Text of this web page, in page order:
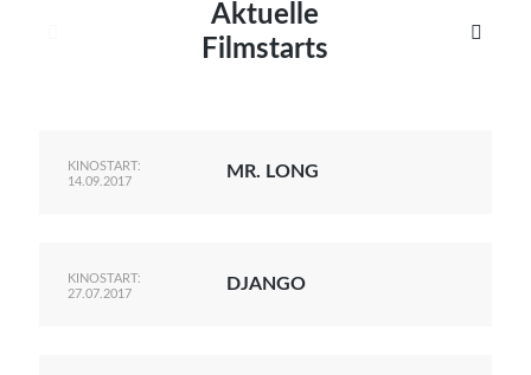
Aktuelle
Filmstarts

KINOSTART:
14.09.2017
MR. LONG
KINOSTART:
27.07.2017
DJANGO